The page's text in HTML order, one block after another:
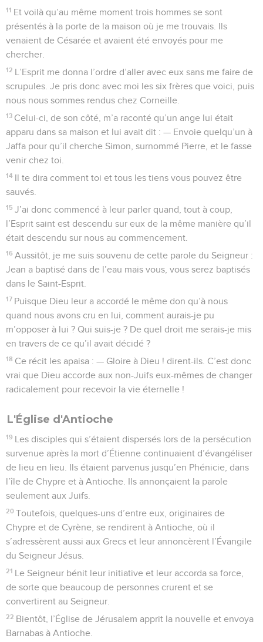
11 Et voilà qu’au même moment trois hommes se sont
présentés à la porte de la maison où je me trouvais. Ils
venaient de Césarée et avaient été envoyés pour me
chercher.
12 L’Esprit me donna l’ordre d’aller avec eux sans me faire de
scrupules. Je pris donc avec moi les six frères que voici, puis
nous nous sommes rendus chez Corneille.
13 Celui-ci, de son côté, m’a raconté qu’un ange lui était
apparu dans sa maison et lui avait dit : — Envoie quelqu’un à
Jaffa pour qu’il cherche Simon, surnommé Pierre, et le fasse
venir chez toi.
14 Il te dira comment toi et tous les tiens vous pouvez être
sauvés.
15 J’ai donc commencé à leur parler quand, tout à coup,
l’Esprit saint est descendu sur eux de la même manière qu’il
était descendu sur nous au commencement.
16 Aussitôt, je me suis souvenu de cette parole du Seigneur :
Jean a baptisé dans de l’eau mais vous, vous serez baptisés
dans le Saint-Esprit.
17 Puisque Dieu leur a accordé le même don qu’à nous
quand nous avons cru en lui, comment aurais-je pu
m’opposer à lui ? Qui suis-je ? De quel droit me serais-je mis
en travers de ce qu’il avait décidé ?
18 Ce récit les apaisa : — Gloire à Dieu ! dirent-ils. C’est donc
vrai que Dieu accorde aux non-Juifs eux-mêmes de changer
radicalement pour recevoir la vie éternelle !
L'Église d'Antioche
19 Les disciples qui s’étaient dispersés lors de la persécution
survenue après la mort d’Étienne continuaient d’évangéliser
de lieu en lieu. Ils étaient parvenus jusqu’en Phénicie, dans
l’île de Chypre et à Antioche. Ils annonçaient la parole
seulement aux Juifs.
20 Toutefois, quelques-uns d’entre eux, originaires de
Chypre et de Cyrène, se rendirent à Antioche, où il
s’adressèrent aussi aux Grecs et leur annoncèrent l’Évangile
du Seigneur Jésus.
21 Le Seigneur bénit leur initiative et leur accorda sa force,
de sorte que beaucoup de personnes crurent et se
convertirent au Seigneur.
22 Bientôt, l’Église de Jérusalem apprit la nouvelle et envoya
Barnabas à Antioche.